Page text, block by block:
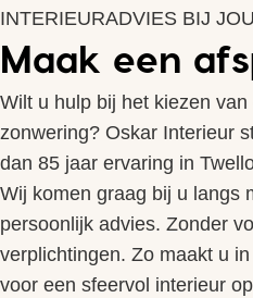
INTERIEURADVIES BIJ
Maak een
Wilt u hulp bij het kiezen
zonwering? Oskar Interieur
dan 85 jaar ervaring in
Wij komen graag bij u langs
persoonlijk advies. Zonder
verplichtingen. Zo maakt u
voor een sfeervol interieur